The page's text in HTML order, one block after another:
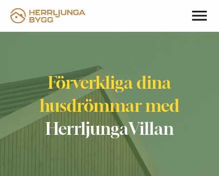
Gå till innehåll
Förverkliga dina
husdrömmar med
HerrljungaVillan